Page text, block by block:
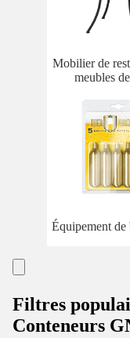
Mobilier de
meubles
Équipement de
Filtres
Conteneurs